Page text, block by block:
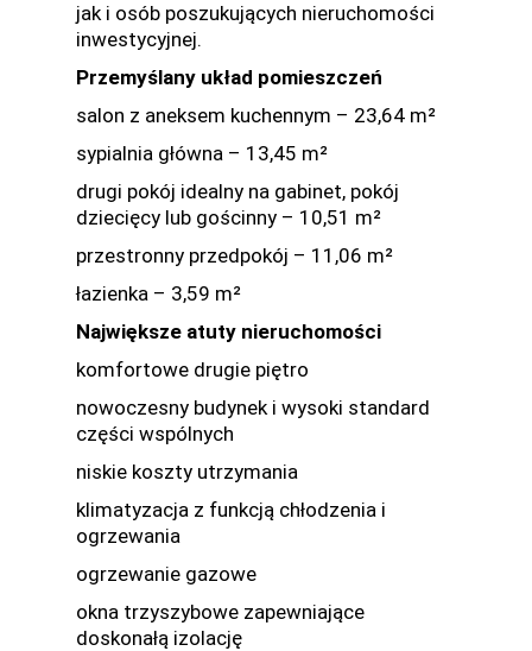
jak i osób poszukujących nieruchomości
inwestycyjnej.
Przemyślany układ pomieszczeń
salon z aneksem kuchennym – 23,64 m²
sypialnia główna – 13,45 m²
drugi pokój idealny na gabinet, pokój
dziecięcy lub gościnny – 10,51 m²
przestronny przedpokój – 11,06 m²
łazienka – 3,59 m²
Największe atuty nieruchomości
komfortowe drugie piętro
nowoczesny budynek i wysoki standard
części wspólnych
niskie koszty utrzymania
klimatyzacja z funkcją chłodzenia i
ogrzewania
ogrzewanie gazowe
okna trzyszybowe zapewniające
doskonałą izolację